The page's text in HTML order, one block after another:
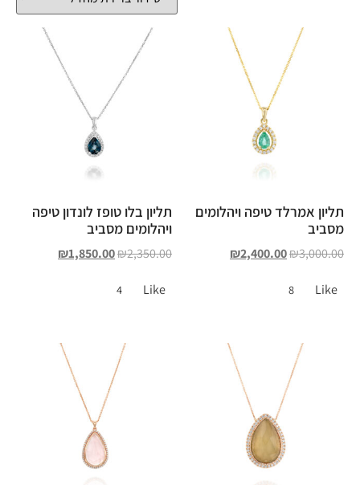
תליון אמרלד טיפה ויהלומים
מסביב
₪3,000.00
₪2,400.00
Like
8
תליון בלו טופז לונדון טיפה
ויהלומים מסביב
₪2,350.00
₪1,850.00
Like
4